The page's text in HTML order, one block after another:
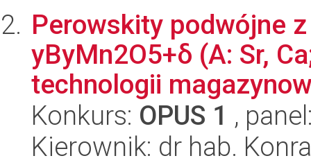
Perowskity podwójne
yByMn2O5+δ (A: Sr,
technologii
Konkurs: OPUS 1 ,
Kierownik: dr hab.